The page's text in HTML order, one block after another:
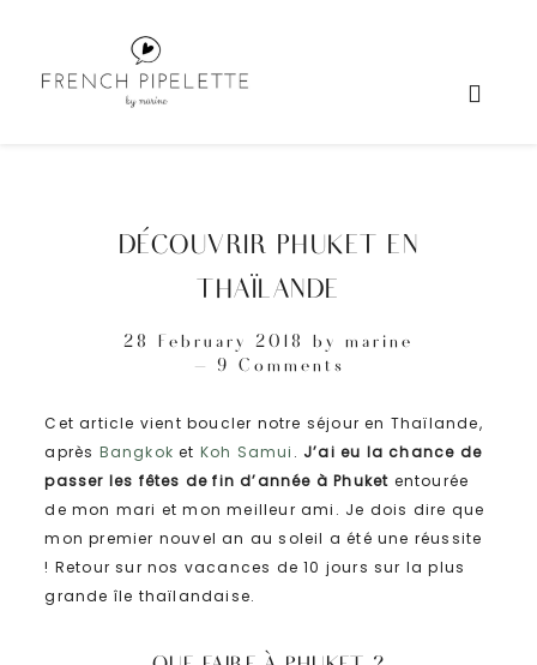
DÉCOUVRIR PHUKET EN
THAÏLANDE
28 February 2018 by marine
9 Comments
Cet article vient boucler notre séjour en Thaïlande,
après Bangkok et Koh Samui . J’ai eu la chance de
passer les fêtes de fin d’année à Phuket entourée
de mon mari et mon meilleur ami. Je dois dire que
mon premier nouvel an au soleil a été une réussite
! Retour sur nos vacances de 10 jours sur la plus
grande île thaïlandaise.